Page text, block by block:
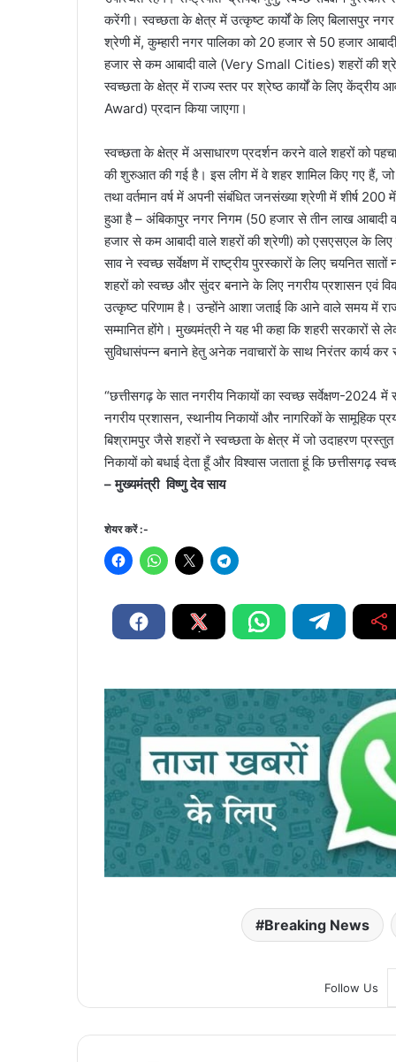
करेंगी। स्वच्छता के क्षेत्र में उत्कृष्ट कार्यों के लिए बिलासपुर
श्रेणी में, कुम्हारी नगर पालिका को 20 हजार से 50 हजार
हजार से कम आबादी वाले (Very Small Cities) शहरों की
स्वच्छता के क्षेत्र में राज्य स्तर पर श्रेष्ठ कार्यों के लिए केंद्रीय
Award) प्रदान किया जाएगा।
स्वच्छता के क्षेत्र में असाधारण प्रदर्शन करने वाले शहरों को
की शुरुआत की गई है। इस लीग में वे शहर शामिल किए गए हैं, जो
तथा वर्तमान वर्ष में अपनी संबंधित जनसंख्या श्रेणी में शीर्ष
हुआ है – अंबिकापुर नगर निगम (50 हजार से तीन लाख आबादी
हजार से कम आबादी वाले शहरों की श्रेणी) को एसएसएल के
साव ने स्वच्छ सर्वेक्षण में राष्ट्रीय पुरस्कारों के लिए चयनित
शहरों को स्वच्छ और सुंदर बनाने के लिए नगरीय प्रशासन एवं
उत्कृष्ट परिणाम है। उन्होंने आशा जताई कि आने वाले समय में
सम्मानित होंगे। मुख्यमंत्री ने यह भी कहा कि शहरी
सुविधासंपन्न बनाने हेतु अनेक नवाचारों के साथ निरंतर कार्य कर
“छत्तीसगढ़ के सात नगरीय निकायों का स्वच्छ सर्वेक्षण-2024 में
नगरीय प्रशासन, स्थानीय निकायों और नागरिकों के सामूहिक
बिश्रामपुर जैसे शहरों ने स्वच्छता के क्षेत्र में जो उदाहरण
निकायों को बधाई देता हूँ और विश्वास जताता हूं कि छत्तीसगढ़
– मुख्यमंत्री विष्णु देव साय
शेयर करें :-
Breaking News
Follow Us